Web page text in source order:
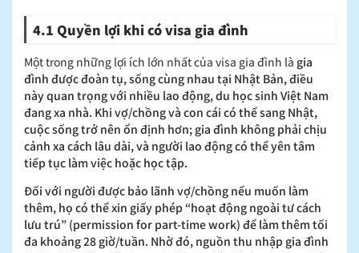
4.1 Quyền lợi khi có visa gia đình
Một trong những lợi ích lớn nhất của visa gia đình là gia
đình được đoàn tụ, sống cùng nhau tại Nhật Bản, điều
này quan trọng với nhiều lao động, du học sinh Việt Nam
đang xa nhà. Khi vợ/chồng và con cái có thể sang Nhật,
cuộc sống trở nên ổn định hơn; gia đình không phải chịu
cảnh xa cách lâu dài, và người lao động có thể yên tâm
tiếp tục làm việc hoặc học tập.
Đối với người được bảo lãnh vợ/chồng nếu muốn làm
thêm, họ có thể xin giấy phép “hoạt động ngoài tư cách
lưu trú” (permission for part-time work) để làm thêm tối
đa khoảng 28 giờ/tuần. Nhờ đó, nguồn thu nhập gia đình